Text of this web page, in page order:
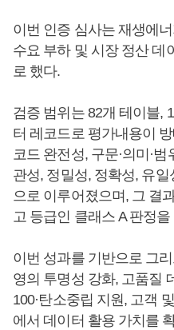
이번 인증 심사는 재생에
수요 부하 및 시장 정산 데
로 했다.
검증 범위는 82개 테이블,
터 레코드로 평가내용이
코드 완전성, 구문·의미·
관성, 정밀성, 정확성, 유
으로 이루어졌으며, 그 결
고 등급인 클래스 A 판정
이번 성과를 기반으로 그
영의 투명성 강화, 고품질
100·탄소중립 지원, 고객
에서 데이터 활용 가치를